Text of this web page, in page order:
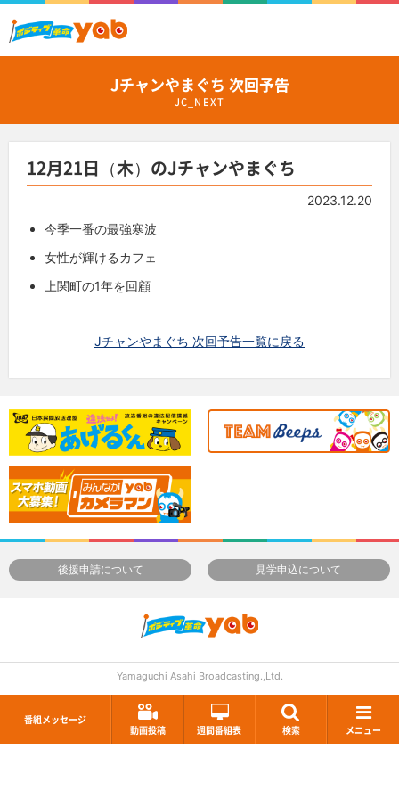
番組メッセージ
動画投稿
週間番組表 検索 メニュー
Jチャンやまぐち 次回予告
JC_NEXT
12月21日（木）のJチャンやまぐち
2023.12.20
今季一番の最強寒波
女性が輝けるカフェ
上関町の1年を回顧
Jチャンやまぐち 次回予告一覧に戻る
後援申請について 見学申込について
Yamaguchi Asahi Broadcasting.,Ltd.